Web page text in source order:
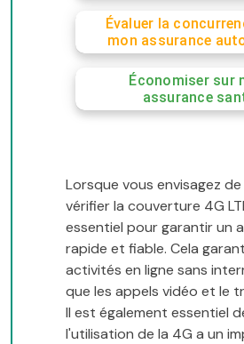
Évaluer la
mon assurance
Économiser sur
assurance
Lorsque vous envisagez
vérifier la couverture 4G
essentiel pour garantir un
rapide et fiable. Cela
activités en ligne sans
que les appels vidéo et le
Il est également essentiel
l'utilisation de la 4G a un